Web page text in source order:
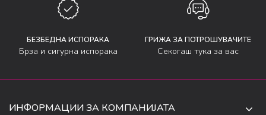
БЕЗБЕДНА ИСПОРАКА
Брза и сигурна испорака
ГРИЖА ЗА ПОТРОШУВАЧИТЕ
Секогаш тука за вас
ИНФОРМАЦИИ ЗА КОМПАНИЈАТА